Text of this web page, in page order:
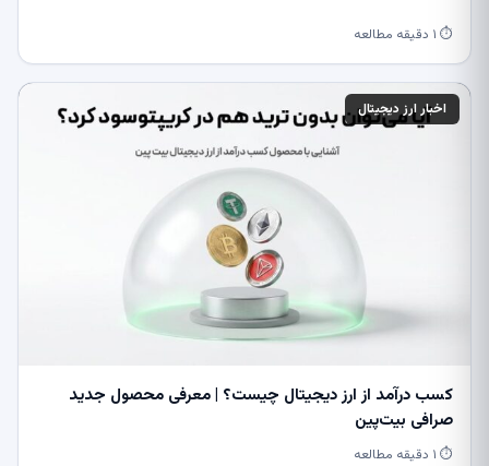
⏱ ۱ دقیقه مطالعه
اخبار ارز دیجیتال
کسب درآمد از ارز دیجیتال چیست؟ | معرفی محصول جدید
صرافی بیت‌پین
⏱ ۱ دقیقه مطالعه